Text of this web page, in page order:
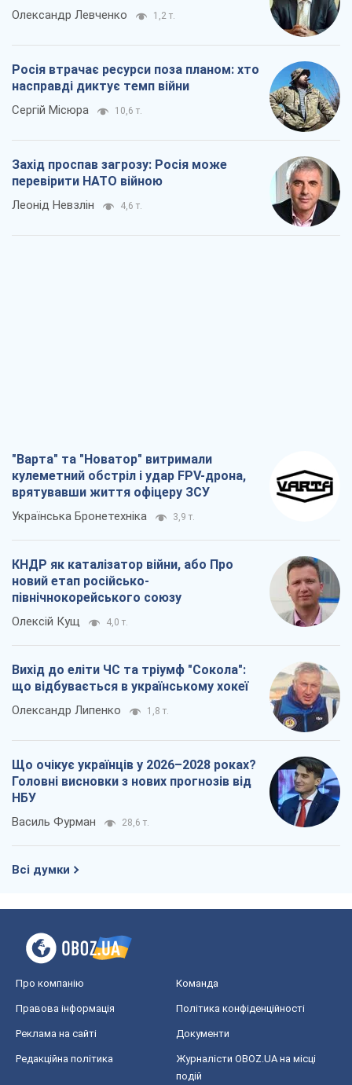
Олександр Левченко 1,2 т.
Росія втрачає ресурси поза планом: хто
насправді диктує темп війни
Сергій Місюра 10,6 т.
Захід проспав загрозу: Росія може
перевірити НАТО війною
Леонід Невзлін 4,6 т.
"Варта" та "Новатор" витримали
кулеметний обстріл і удар FPV-дрона,
врятувавши життя офіцеру ЗСУ
Українська Бронетехніка 3,9 т.
КНДР як каталізатор війни, або Про
новий етап російсько-
північнокорейського союзу
Олексій Кущ 4,0 т.
Вихід до еліти ЧС та тріумф "Сокола":
що відбувається в українському хокеї
Олександр Липенко 1,8 т.
Що очікує українців у 2026–2028 роках?
Головні висновки з нових прогнозів від
НБУ
Василь Фурман 28,6 т.
Всі думки
Про компанію Команда
Правова інформація Політика конфіденційності
Реклама на сайті Документи
Редакційна політика
Журналісти OBOZ.UA на місці
подій